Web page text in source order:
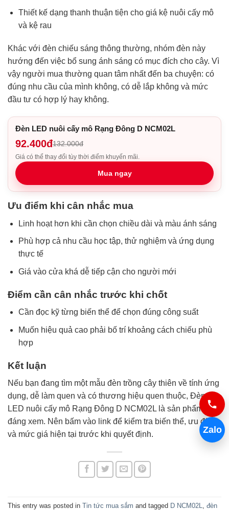
Thiết kế dạng thanh thuận tiện cho giá kệ nuôi cấy mô
và kệ rau
Khác với đèn chiếu sáng thông thường, nhóm đèn này
hướng đến việc bổ sung ánh sáng có mục đích cho cây. Vì
vậy người mua thường quan tâm nhất đến ba chuyện: có
đúng nhu cầu của mình không, có dễ lắp không và mức
đầu tư có hợp lý hay không.
Đèn LED nuôi cấy mô Rạng Đông D NCM02L
92.400đ132.000đ
Giá có thể thay đổi tùy thời điểm khuyến mãi.
Mua ngay
Ưu điểm khi cân nhắc mua
Linh hoạt hơn khi cần chọn chiều dài và màu ánh sáng
Phù hợp cả nhu cầu học tập, thử nghiệm và ứng dụng
thực tế
Giá vào cửa khá dễ tiếp cận cho người mới
Điểm cần cân nhắc trước khi chốt
Cần đọc kỹ từng biến thể để chọn đúng công suất
Muốn hiệu quả cao phải bố trí khoảng cách chiếu phù
hợp
Kết luận
Nếu bạn đang tìm một mẫu đèn trồng cây thiên về tính ứng
dụng, dễ làm quen và có thương hiệu quen thuộc, Đèn
LED nuôi cấy mô Rạng Đông D NCM02L là sản phẩm
đáng xem. Nên bấm vào link để kiểm tra biến thể, ưu đãi
và mức giá hiện tại trước khi quyết định.
This entry was posted in Tin tức mua sắm and tagged D NCM02L
đèn
Zalo